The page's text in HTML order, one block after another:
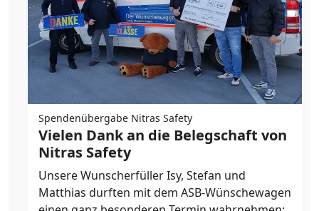
Spendenübergabe Nitras Safety
Vielen Dank an die Belegschaft von
Nitras Safety
Unsere Wunscherfüller Isy, Stefan und
Matthias durften mit dem ASB-Wünschewagen